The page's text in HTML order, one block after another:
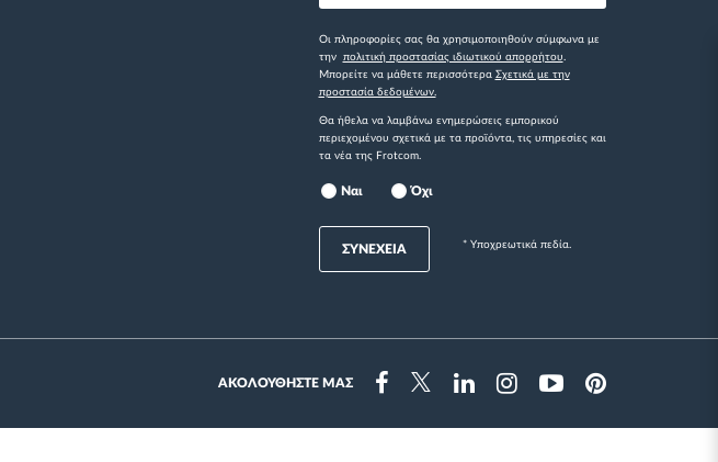
Οι πληροφορίες σας θα χρησιμοποιηθούν σύμφωνα με
την πολιτική προστασίας ιδιωτικού απορρήτου.
Μπορείτε να μάθετε περισσότερα Σχετικά με την
προστασία δεδομένων.
Θα ήθελα να λαμβάνω ενημερώσεις εμπορικού
περιεχομένου σχετικά με τα προϊόντα, τις υπηρεσίες και
τα νέα της Frotcom.
Ναι Όχι
ΣΥΝΕΧΕΙΑ * Yποχρεωτικά πεδία.
ΑΚΟΛΟΥΘΗΣΤΕ ΜΑΣ
FacebookTwitterLinkedinInstragramYoutubePinterest